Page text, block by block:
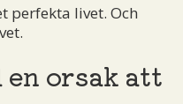
perfekta livet. Och
orsak att